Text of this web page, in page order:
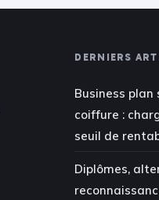
DERNIERS
Business plan
coiffure :
seuil de
Diplômes,